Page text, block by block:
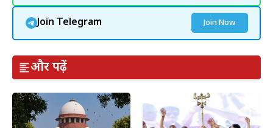
Join Telegram Join Now
और पढ़ें